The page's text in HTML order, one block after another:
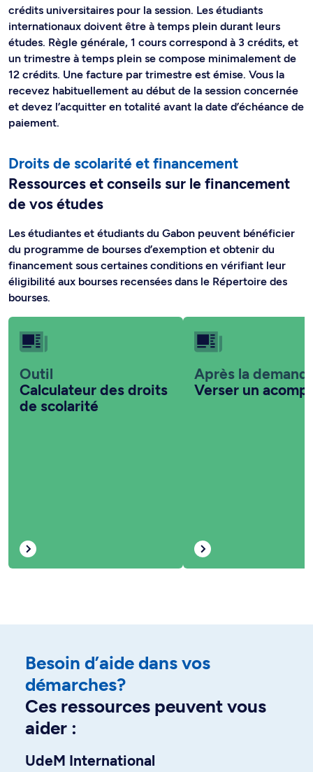
crédits universitaires pour la session. Les étudiants
internationaux doivent être à temps plein durant leurs
études. Règle générale, 1 cours correspond à 3 crédits, et
un trimestre à temps plein se compose minimalement de
12 crédits. Une facture par trimestre est émise. Vous la
recevez habituellement au début de la session concernée
et devez l’acquitter en totalité avant la date d’échéance de
paiement.
Droits de scolarité et financement
Ressources et conseils sur le financement
de vos études
Les étudiantes et étudiants du Gabon peuvent bénéficier
du programme de bourses d’exemption et obtenir du
financement sous certaines conditions en vérifiant leur
éligibilité aux bourses recensées dans le Répertoire des
bourses.
Outil
Calculateur des droits
de scolarité
Après la
Verser un
Besoin d’aide dans vos
démarches?
Ces ressources peuvent vous
aider :
UdeM International